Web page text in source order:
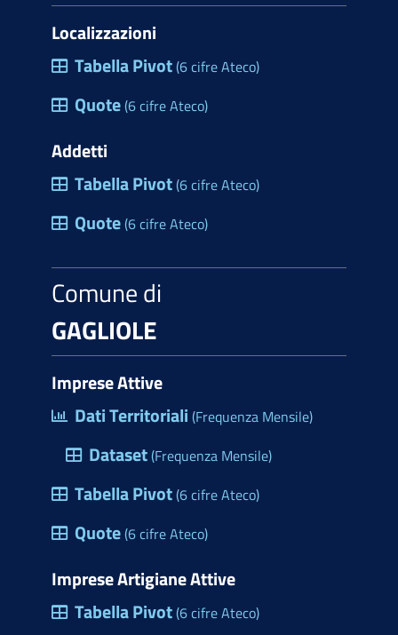
Localizzazioni
Tabella Pivot(6 cifre Ateco)
Quote(6 cifre Ateco)
Addetti
Tabella Pivot(6 cifre Ateco)
Quote(6 cifre Ateco)
Comune di
GAGLIOLE
Imprese Attive
Dati Territoriali (Frequenza Mensile)
Dataset(Frequenza Mensile)
Tabella Pivot(6 cifre Ateco)
Quote(6 cifre Ateco)
Imprese Artigiane Attive
Tabella Pivot(6 cifre Ateco)